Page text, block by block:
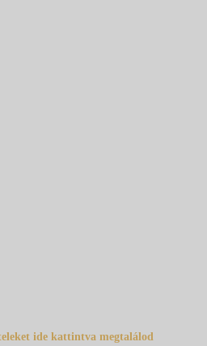
ide kattintva megtalálod